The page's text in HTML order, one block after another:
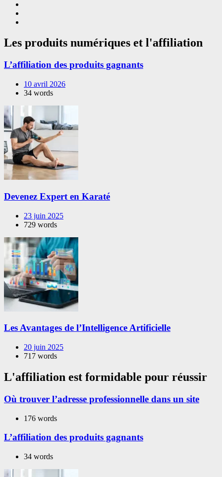
Les produits numériques et l'affiliation
L’affiliation des produits gagnants
10 avril 2026
34 words
Devenez Expert en Karaté
23 juin 2025
729 words
Les Avantages de l’Intelligence Artificielle
20 juin 2025
717 words
L'affiliation est formidable pour réussir
Où trouver l’adresse professionnelle dans un site
176 words
L’affiliation des produits gagnants
34 words